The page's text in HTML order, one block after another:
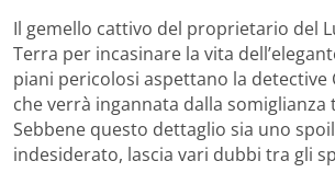
Il gemello cattivo del proprietario del
Terra per incasinare la vita
piani pericolosi aspettano la detective
che verrà ingannata dalla somiglianza
Sebbene questo dettaglio sia uno
indesiderato, lascia vari dubbi tra gli